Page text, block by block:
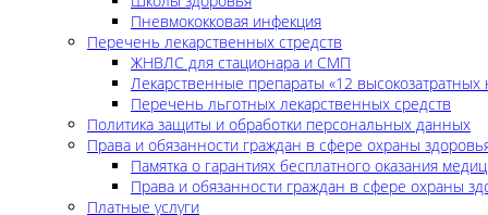
Пневмококковая инфекция
Перечень лекарственных стредств
ЖНВЛС для стационара и СМП
Лекарственные препараты «12 высокозатратных
Перечень льготных лекарственных средств
Политика защиты и обработки персональных данных
Права и обязанности граждан в сфере охраны
Памятка о гарантиях бесплатного оказания
Права и обязанности граждан в сфере охраны
Платные услуги